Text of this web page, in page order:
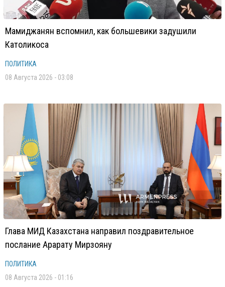
Мамиджанян вспомнил, как большевики задушили
Католикоса
ПОЛИТИКА
08 Августа 2026 - 03:08
Глава МИД Казахстана направил поздравительное
послание Арарату Мирзояну
ПОЛИТИКА
08 Августа 2026 - 01:16